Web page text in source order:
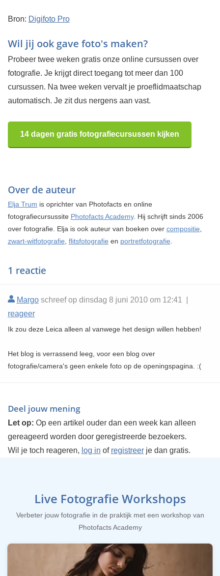
Bron: Digifoto Pro
Wil jij ook gave foto's maken?
Probeer twee weken gratis onze online cursussen over
fotografie. Je krijgt direct toegang tot meer dan 100
cursussen. Na twee weken vervalt je proeflidmaatschap
automatisch. Je zit dus nergens aan vast.
14 dagen gratis fotografiecursussen kijken
Over de auteur
Elja Trum is oprichter van Photofacts en online
fotografiecursussite Photofacts Academy. Hij schrijft sinds 2006
over fotografie. Elja is ook auteur van boeken over compositie
zwart-witfotografie flitsfotografie en portretfotografie
1 reactie
Margoschreef op dinsdag 8 juni 2010 om 12:41 |
reageer
Ik zou deze Leica alleen al vanwege het design willen hebben!
Het blog is verrassend leeg, voor een blog over
fotografie/camera's geen enkele foto op de openingspagina. :(
Deel jouw mening
Let op: Op een artikel ouder dan een week kan alleen
gereageerd worden door geregistreerde bezoekers.
Wil je toch reageren, log in of registreerje dan gratis.
Live Fotografie Workshops
Verbeter jouw fotografie in de praktijk met een workshop van
Photofacts Academy